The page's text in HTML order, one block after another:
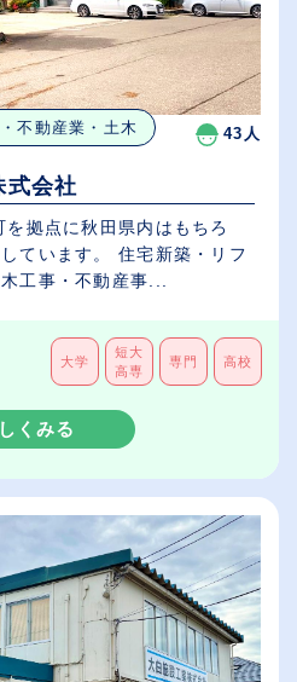
不動産業・土木 43人
会社
拠点に秋田県内はもちろ
ています。 住宅新築・リフ
工事・不動産事...
大学
短大
高専
専門 高校
くみる